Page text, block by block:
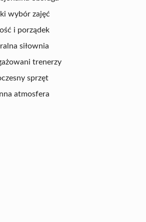
wybór zajęć
i porządek
siłownia
trenerzy
sprzęt
atmosfera